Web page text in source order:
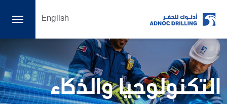
English
التكنولوجيا والذكاء